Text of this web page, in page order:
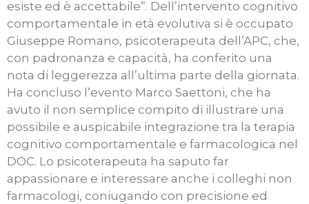
esiste ed è accettabile”. Dell’intervento cognitivo
comportamentale in età evolutiva si è occupato
Giuseppe Romano, psicoterapeuta dell’APC, che,
con padronanza e capacità, ha conferito una
nota di leggerezza all’ultima parte della giornata.
Ha concluso l’evento Marco Saettoni, che ha
avuto il non semplice compito di illustrare una
possibile e auspicabile integrazione tra la terapia
cognitivo comportamentale e farmacologica nel
DOC. Lo psicoterapeuta ha saputo far
appassionare e interessare anche i colleghi non
farmacologi, coniugando con precisione ed